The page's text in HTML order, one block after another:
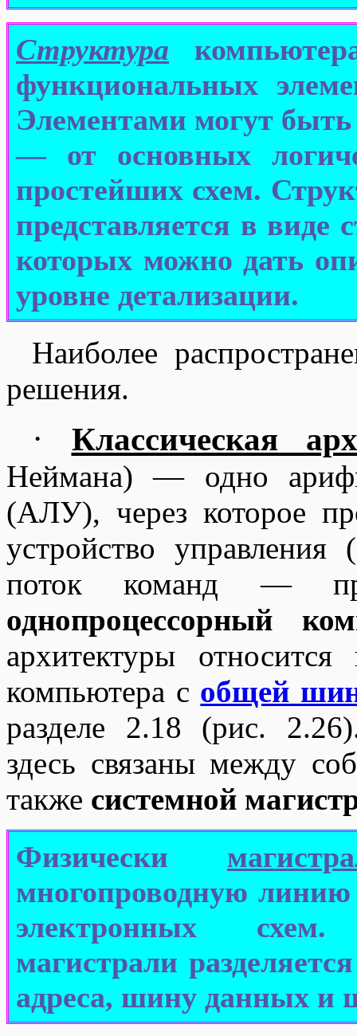
Структура
функциональных
Элементами могут
— от основных
простейших схем.
представляется в
которых можно дать
уровне детализации.
Наиболее
решения.
· Классическая
Неймана) — одно
(АЛУ), через которое
устройство
поток команд —
однопроцессорный
архитектуры относится
компьютера с общей
разделе 2.18 (рис.
здесь связаны между
также системной
Физически
многопроводную
электронных схем.
магистрали
адреса, шину данных и